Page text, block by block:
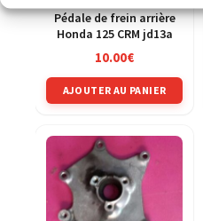
Pédale de frein arrière
Honda 125 CRM jd13a
10.00€
AJOUTER AU PANIER